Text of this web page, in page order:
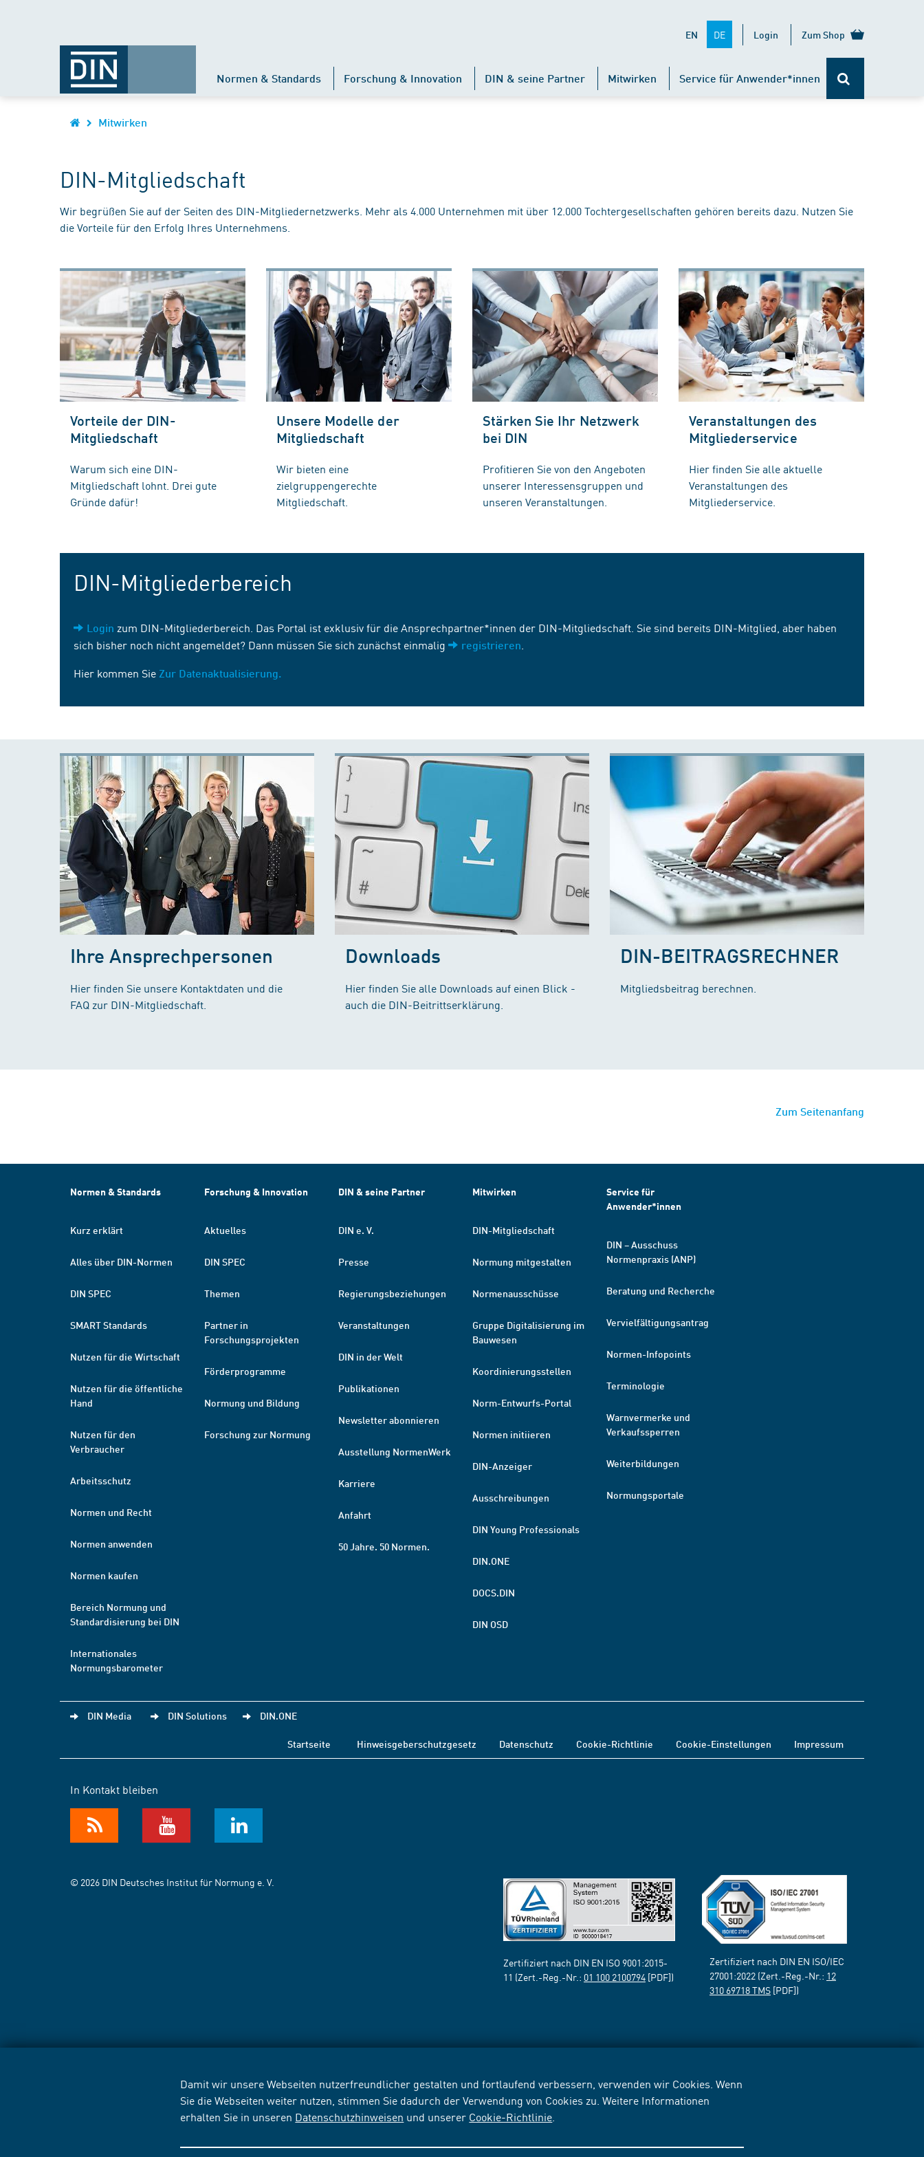
Damit wir unsere Webseiten nutzerfreundlicher gestalten und fortlaufend verbessern, verwenden wir Cookies. Wenn
Sie die Webseiten weiter nutzen, stimmen Sie dadurch der Verwendung von Cookies zu. Weitere Informationen
erhalten Sie in unseren Datenschutzhinweisen und unserer Cookie-Richtlinie
EN DE Login Zum Shop
Normen & Standards Forschung & Innovation DIN & seine Partner Mitwirken Service für Anwender*innen
Mitwirken
DIN-Mitgliedschaft
Wir begrüßen Sie auf der Seiten des DIN-Mitgliedernetzwerks. Mehr als 4.000 Unternehmen mit über 12.000 Tochtergesellschaften gehören bereits dazu. Nutzen Sie
die Vorteile für den Erfolg Ihres Unternehmens.
Vorteile der DIN-
Mitgliedschaft
Warum sich eine DIN-
Mitgliedschaft lohnt. Drei gute
Gründe dafür!
Unsere Modelle der
Mitgliedschaft
Wir bieten eine
zielgruppengerechte
Mitgliedschaft.
Stärken Sie Ihr Netzwerk
bei DIN
Profitieren Sie von den Angeboten
unserer Interessensgruppen und
unseren Veranstaltungen.
Veranstaltungen des
Mitgliederservice
Hier finden Sie alle aktuelle
Veranstaltungen des
Mitgliederservice.
DIN-Mitgliederbereich
Login zum DIN-Mitgliederbereich. Das Portal ist exklusiv für die Ansprechpartner*innen der DIN-Mitgliedschaft. Sie sind bereits DIN-Mitglied, aber haben
sich bisher noch nicht angemeldet? Dann müssen Sie sich zunächst einmalig
registrieren
Hier kommen Sie Zur Datenaktualisierung.
Ihre Ansprechpersonen
Hier finden Sie unsere Kontaktdaten und die
FAQ zur DIN-Mitgliedschaft.
Downloads
Hier finden Sie alle Downloads auf einen Blick -
auch die DIN-Beitrittserklärung.
DIN-BEITRAGSRECHNER
Mitgliedsbeitrag berechnen.
Zum Seitenanfang
Normen & Standards
Kurz erklärt
Alles über DIN-Normen
DIN SPEC
SMART Standards
Nutzen für die Wirtschaft
Nutzen für die öffentliche
Hand
Nutzen für den
Verbraucher
Arbeitsschutz
Normen und Recht
Normen anwenden
Normen kaufen
Bereich Normung und
Standardisierung bei DIN
Internationales
Normungsbarometer
Forschung & Innovation
Aktuelles
DIN SPEC
Themen
Partner in
Forschungsprojekten
Förderprogramme
Normung und Bildung
Forschung zur Normung
DIN & seine Partner
DIN e. V.
Presse
Regierungsbeziehungen
Veranstaltungen
DIN in der Welt
Publikationen
Newsletter abonnieren
Ausstellung NormenWerk
Karriere
Anfahrt
50 Jahre. 50 Normen.
Mitwirken
DIN-Mitgliedschaft
Normung mitgestalten
Normenausschüsse
Gruppe Digitalisierung im
Bauwesen
Koordinierungsstellen
Norm-Entwurfs-Portal
Normen initiieren
DIN-Anzeiger
Ausschreibungen
DIN Young Professionals
DIN.ONE
DOCS.DIN
DIN OSD
Service für
Anwender*innen
DIN – Ausschuss
Normenpraxis (ANP)
Beratung und Recherche
Vervielfältigungsantrag
Normen-Infopoints
Terminologie
Warnvermerke und
Verkaufssperren
Weiterbildungen
Normungsportale
DIN Media DIN Solutions DIN.ONE
Startseite Hinweisgeberschutzgesetz Datenschutz Cookie-Richtlinie Cookie-Einstellungen Impressum
In Kontakt bleiben
© 2026 DIN Deutsches Institut für Normung e. V.
Zertifiziert nach DIN EN ISO 9001:2015-
11 (Zert.-Reg.-Nr.: 01 100 2100794 [PDF])
Zertifiziert nach DIN EN ISO/IEC
27001:2022 (Zert.-Reg.-Nr.: 12
310 69718 TMS [PDF])